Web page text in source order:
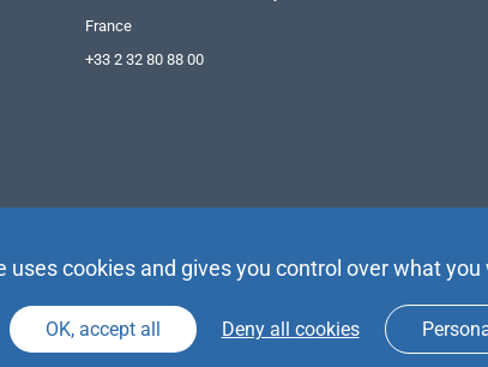
France
+33 2 32 80 88 00
uses cookies and gives you control over what
OK, accept all Deny all cookies